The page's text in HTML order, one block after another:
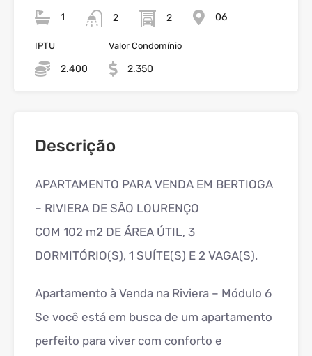
2 2
1 06
IPTU
2.400
Valor Condomínio
2.350
Descrição
APARTAMENTO PARA VENDA EM BERTIOGA
– RIVIERA DE SÃO LOURENÇO
COM 102 m2 DE ÁREA ÚTIL, 3
DORMITÓRIO(S), 1 SUÍTE(S) E 2 VAGA(S).
Apartamento à Venda na Riviera – Módulo 6
Se você está em busca de um apartamento
perfeito para viver com conforto e